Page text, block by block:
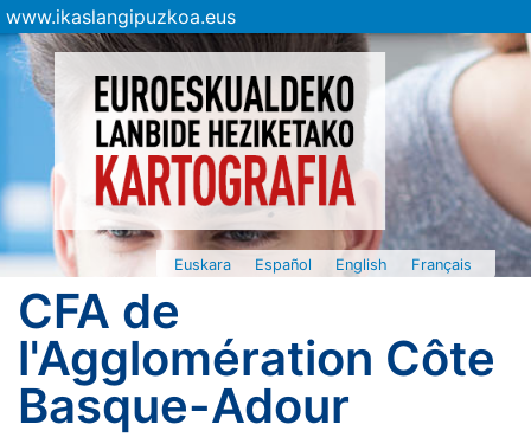
www.ikaslangipuzkoa.eus
Euskara Español English Français
CFA de
l'Agglomération Côte
Basque-Adour